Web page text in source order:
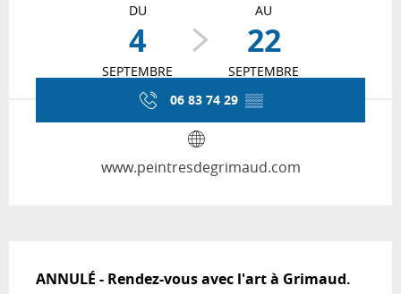
DU
4
SEPTEMBRE
AU
22
SEPTEMBRE
06 83 74 29 ▒▒
www.peintresdegrimaud.com
ANNULÉ - Rendez-vous avec l'art à Grimaud.